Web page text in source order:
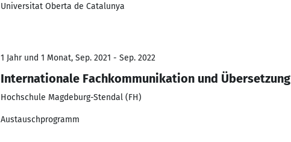
Universitat Oberta de Catalunya
1 Jahr und 1 Monat, Sep. 2021 - Sep. 2022
Internationale Fachkommunikation und Übersetzung
Hochschule Magdeburg-Stendal (FH)
Austauschprogramm